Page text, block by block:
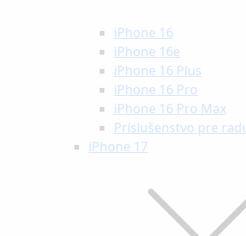
iPhone 16
iPhone 16e
iPhone 16 Plus
iPhone 16 Pro
iPhone 16 Pro Max
Príslušenstvo pre
iPhone 17